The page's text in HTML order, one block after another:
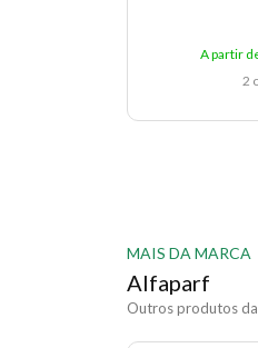
A partir
2
MAIS DA MARCA
Alfaparf
Outros produtos